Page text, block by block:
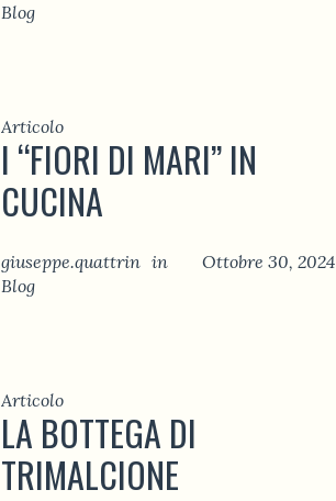
Blog
Articolo
I “FIORI DI MARI” IN
CUCINA
Ottobre 30, 2024
giuseppe.quattrin in
Blog
Articolo
LA BOTTEGA DI
TRIMALCIONE